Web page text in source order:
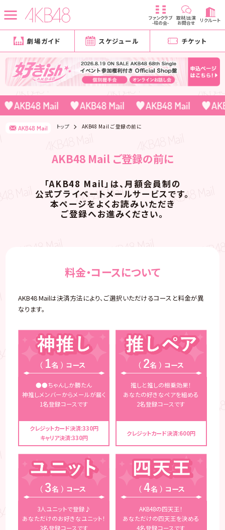
ファンクラブ
-柱の会-
取材/出演
お問合せ リクルート
劇場ガイド スケジュール チケット
AKB48 Mail トップ AKB48 Mail ご登録の前に
AKB48 Mail ご登録の前に
「AKB48 Mail」は、月額会員制の
公式プライベートメールサービスです。
本ページをよくお読みいただき
ご登録へお進みください。
料金・コースについて
AKB48 Mailは決済方法により、ご選択いただけるコースと料金が異
なります。
●●ちゃんしか勝たん
神推しメンバーからメールが届く
1名登録コースです
クレジットカード決済:330円
キャリア決済:330円
推しと推しの相乗効果！
あなたの好きなペアを組める
2名登録コースです
クレジットカード決済:600円
3人ユニットで登録♪
あなただけのお好きなユニット！
3名登録コースです
AKB48の四天王！
あなただけの四天王を決める
4名登録コースです